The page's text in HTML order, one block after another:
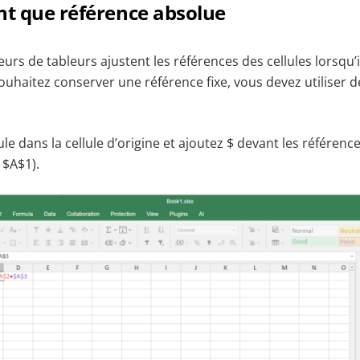
que référence absolue
de tableurs ajustent les références des cellules
conserver une référence fixe, vous devez utiliser
dans la cellule d’origine et ajoutez $ devant les